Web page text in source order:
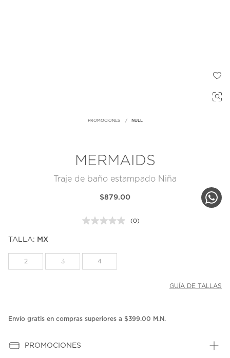
PROMOCIONES NULL
MERMAIDS
Traje de baño estampado Niña
$879.00
Sin
(0)
TALLA: MX
2 3 4
GUÍA DE TALLAS
Envío gratis en compras superiores a $399.00 M.N.
PROMOCIONES